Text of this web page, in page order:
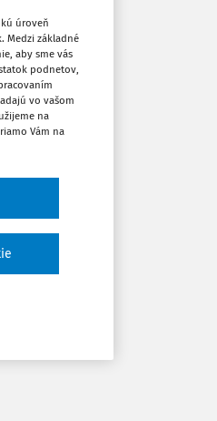
Vytlačiť
Obľúbené
Stiahnuť
úroveň
Medzi základné
aby sme vás
podnetov,
vo vašom
na
Vám na